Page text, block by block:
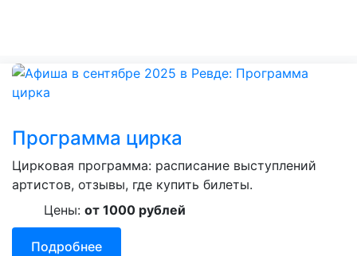
Программа цирка
Цирковая программа: расписание выступлений
артистов, отзывы, где купить билеты.
Цены: от 1000 рублей
Подробнее